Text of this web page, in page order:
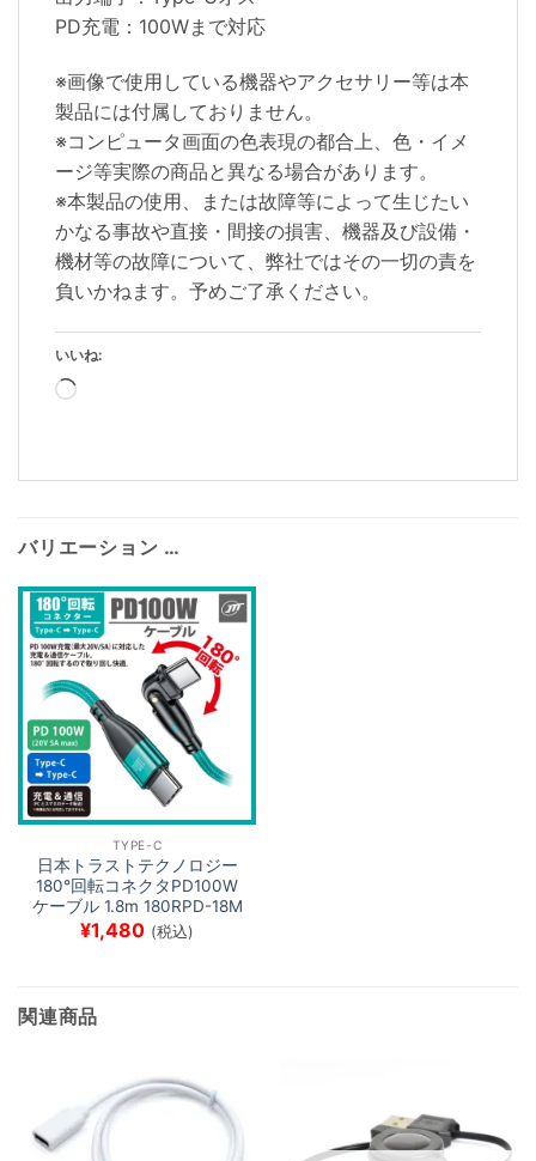
PD充電：100Wまで対応
※画像で使用している機器やアクセサリー等は本
製品には付属しておりません。
※コンピュータ画面の色表現の都合上、色・イメ
ージ等実際の商品と異なる場合があります。
※本製品の使用、または故障等によって生じたい
かなる事故や直接・間接の損害、機器及び設備・
機材等の故障について、弊社ではその一切の責を
負いかねます。予めご了承ください。
いいね:
読
み
バリエーション …
TYPE-C
日本トラストテクノロジー
180°回転コネクタPD100W
ケーブル 1.8m 180RPD-18M
¥1,480 (税込)
関連商品